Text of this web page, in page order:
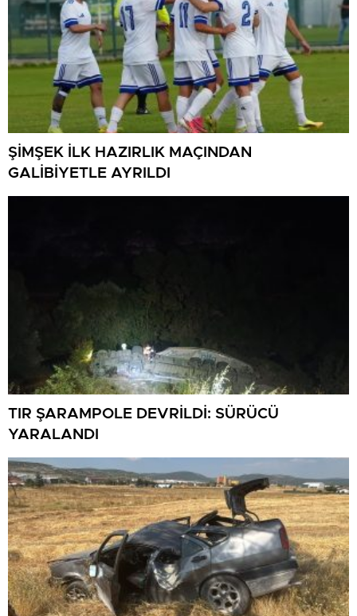
ŞİMŞEK İLK HAZIRLIK MAÇINDAN
GALİBİYETLE AYRILDI
TIR ŞARAMPOLE DEVRİLDİ: SÜRÜCÜ
YARALANDI